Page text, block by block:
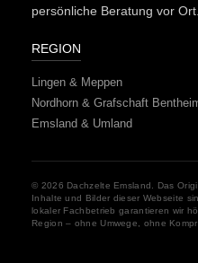
persönliche Beratung vor Ort.
REGION
Lingen & Meppen
Nordhorn & Grafschaft
Emsland & Umland
© 2026 Dachzelte Emsland
. Das
Inhalte und Bilder dieser Webseite
lokaler Fachbetrieb garantieren wir
Region – ohne Umwege, ohne